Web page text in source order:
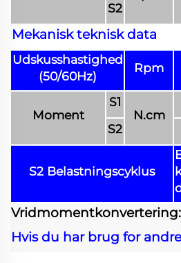
S2
Mekanisk teknisk data
Udskusshastighed
(50/60Hz)
Rpm
Moment
S1
N.cm
S2
S2 Belastningscyklus
Vridmomentkonvertering:
Hvis du har brug for